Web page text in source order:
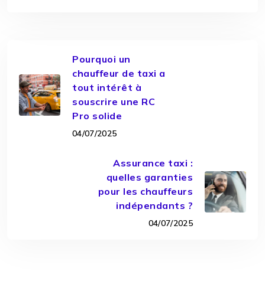
Pourquoi un
chauffeur de taxi a
tout intérêt à
souscrire une RC
Pro solide
04/07/2025
Assurance taxi :
quelles garanties
pour les chauffeurs
indépendants ?
04/07/2025